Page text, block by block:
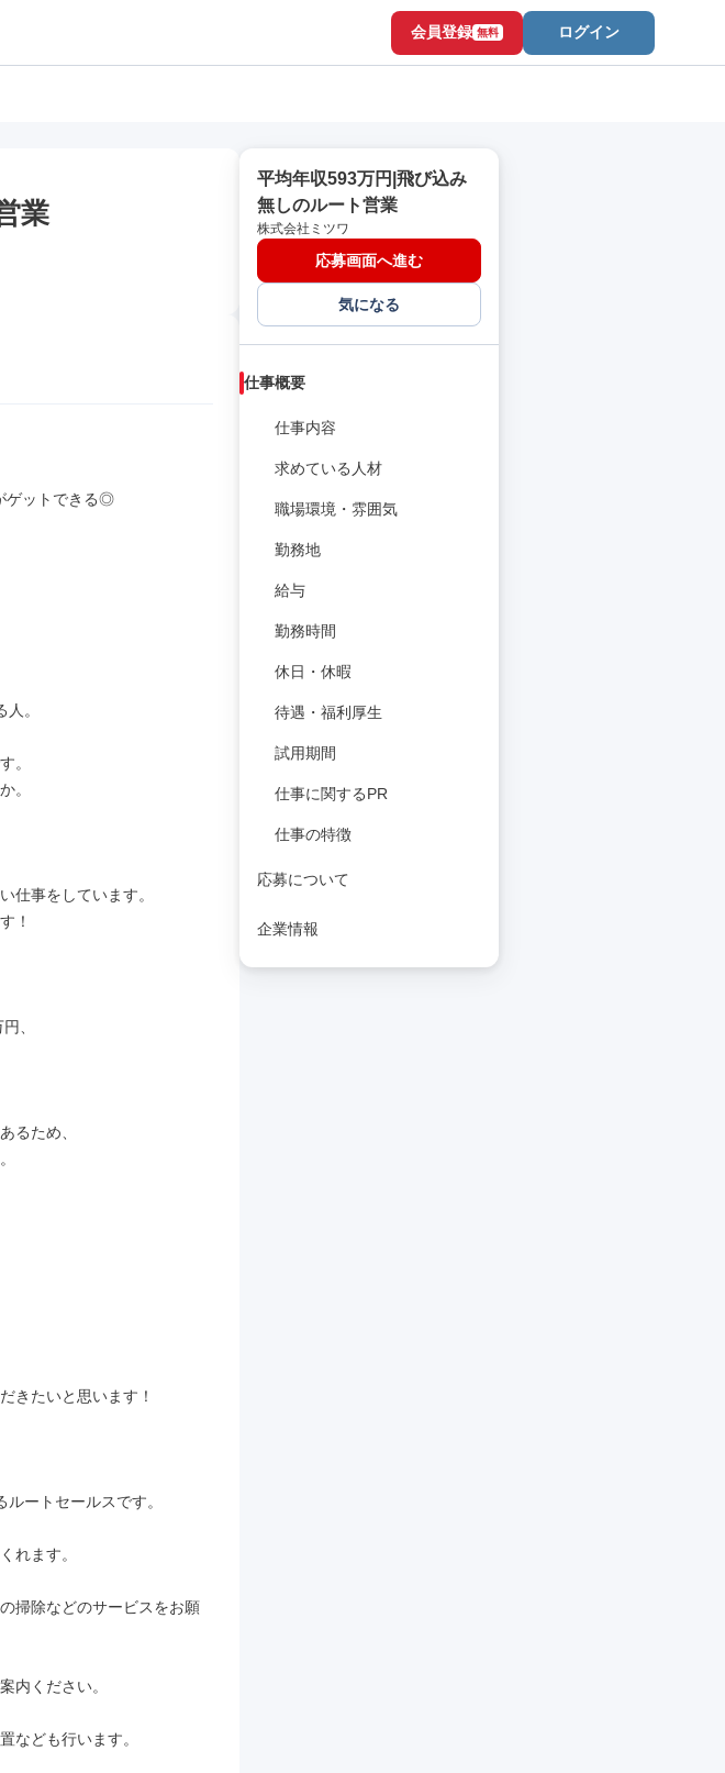
会員登録 無料 ログイン
業
ゲットできる◎
。
。
。
仕事をしています。
！
、
るため、
きたいと思います！
ートセールスです。
れます。
掃除などのサービスをお願
内ください。
なども行います。
平均年収593万円|飛び込み
無しのルート営業
株式会社ミツワ
応募画面へ進む
気になる
仕事概要
仕事内容
求めている人材
職場環境・雰囲気
勤務地
給与
勤務時間
休日・休暇
待遇・福利厚生
試用期間
仕事に関するPR
仕事の特徴
応募について
企業情報